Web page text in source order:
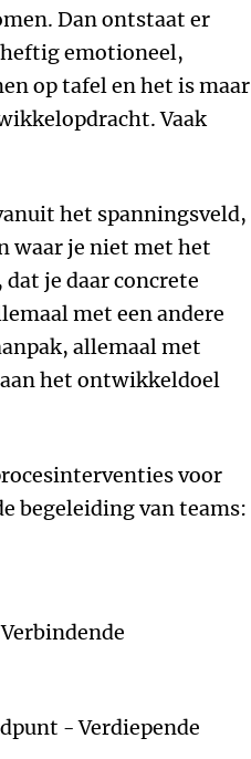
Dan ontstaat er
emotioneel,
op tafel en het is maar
Vaak
het spanningsveld,
waar je niet met het
je daar concrete
met een andere
allemaal met
het ontwikkeldoel
voor
begeleiding van teams:
- Verdiepende